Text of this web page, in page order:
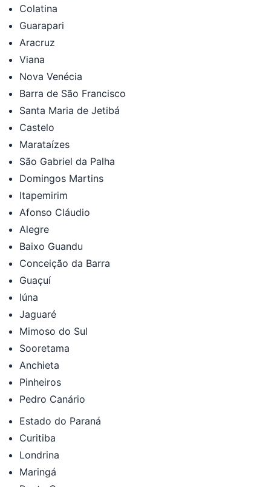
Colatina
Guarapari
Aracruz
Viana
Nova Venécia
Barra de São Francisco
Santa Maria de Jetibá
Castelo
Marataízes
São Gabriel da Palha
Domingos Martins
Itapemirim
Afonso Cláudio
Alegre
Baixo Guandu
Conceição da Barra
Guaçuí
Iúna
Jaguaré
Mimoso do Sul
Sooretama
Anchieta
Pinheiros
Pedro Canário
Estado do Paraná
Curitiba
Londrina
Maringá